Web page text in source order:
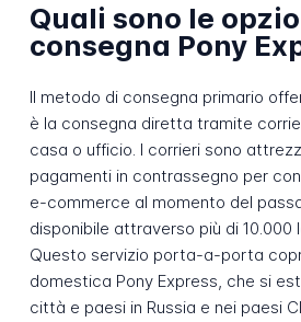
Quali sono le
consegna Pony
Il metodo di consegna primario
è la consegna diretta tramite
casa o ufficio. I corrieri sono
pagamenti in contrassegno per
e-commerce al momento del
disponibile attraverso più di 10.000
Questo servizio porta-a-porta
domestica Pony Express, che si
città e paesi in Russia e nei paesi